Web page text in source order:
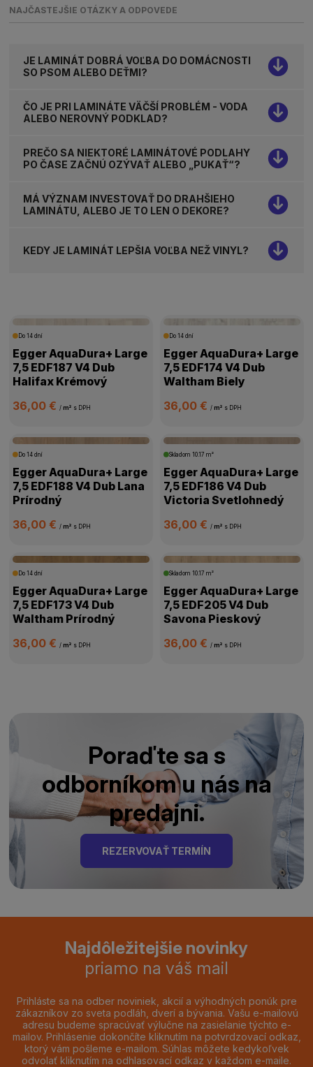
NAJČASTEJŠIE OTÁZKY A ODPOVEDE
JE LAMINÁT DOBRÁ VOĽBA DO DOMÁCNOSTI
SO PSOM ALEBO DEŤMI?
ČO JE PRI LAMINÁTE VÄČŠÍ PROBLÉM - VODA
ALEBO NEROVNÝ PODKLAD?
PREČO SA NIEKTORÉ LAMINÁTOVÉ PODLAHY
PO ČASE ZAČNÚ OZÝVAŤ ALEBO „PUKAŤ“?
MÁ VÝZNAM INVESTOVAŤ DO DRAHŠIEHO
LAMINÁTU, ALEBO JE TO LEN O DEKORE?
KEDY JE LAMINÁT LEPŠIA VOĽBA NEŽ VINYL?
Do 14 dní
Egger AquaDura+ Large
7,5 EDF187 V4 Dub
Halifax Krémový
36,00 €/ m² s DPH
Do 14 dní
Egger AquaDura+ Large
7,5 EDF174 V4 Dub
Waltham Biely
36,00 € / m² s DPH
Do 14 dní
Egger AquaDura+ Large
7,5 EDF188 V4 Dub Lana
Prírodný
36,00 €/ m² s DPH
Skladom 10.17 m²
Egger AquaDura+ Large
7,5 EDF186 V4 Dub
Victoria Svetlohnedý
36,00 € / m² s DPH
Do 14 dní
Egger AquaDura+ Large
7,5 EDF173 V4 Dub
Waltham Prírodný
36,00 €/ m² s DPH
Skladom 10.17 m²
Egger AquaDura+ Large
7,5 EDF205 V4 Dub
Savona Pieskový
36,00 € / m² s DPH
Poraďte sa s
odborníkom u nás na
predajni.
REZERVOVAŤ TERMÍN
Najdôležitejšie novinky
priamo na váš mail
Prihláste sa na odber noviniek, akcií a výhodných ponúk pre
zákazníkov zo sveta podláh, dverí a bývania. Vašu e-mailovú
adresu budeme spracúvať výlučne na zasielanie týchto e-
mailov. Prihlásenie dokončíte kliknutím na potvrdzovací odkaz,
ktorý vám pošleme e-mailom. Súhlas môžete kedykoľvek
odvolať kliknutím na odhlasovací odkaz v každom e-maile.